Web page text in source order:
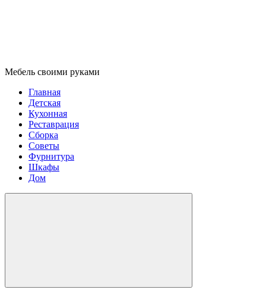
Мебель своими руками
Главная
Детская
Кухонная
Реставрация
Сборка
Советы
Фурнитура
Шкафы
Дом